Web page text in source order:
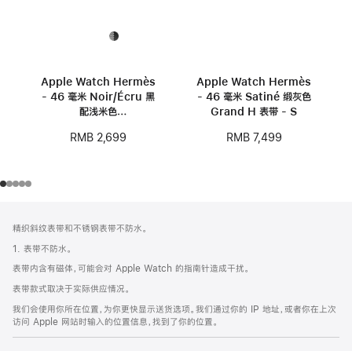
Apple Watch Hermès
- 46 毫米 Noir/Écru 黑
配浅米色
带
RMB 2,699
Apple Watch Hermès
- 46 毫米 Satiné 缎灰色
Grand H 表带 - S
RMB 7,499
页
页
脚
注
精织斜纹表带和不锈钢表带不防水。
1. 表带不防水。
表带内含有磁体，可能会对 Apple Watch 的指南针造成干扰。
表带款式取决于实际供应情况。
我们会使用你所在位置，为你更快显示送货选项。我们通过你的 IP 地址，或者你在上次
访问 Apple 网站时输入的位置信息，找到了你的位置。